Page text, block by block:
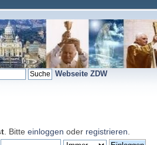
Webseite ZDW
. Bitte einloggen oder registrieren